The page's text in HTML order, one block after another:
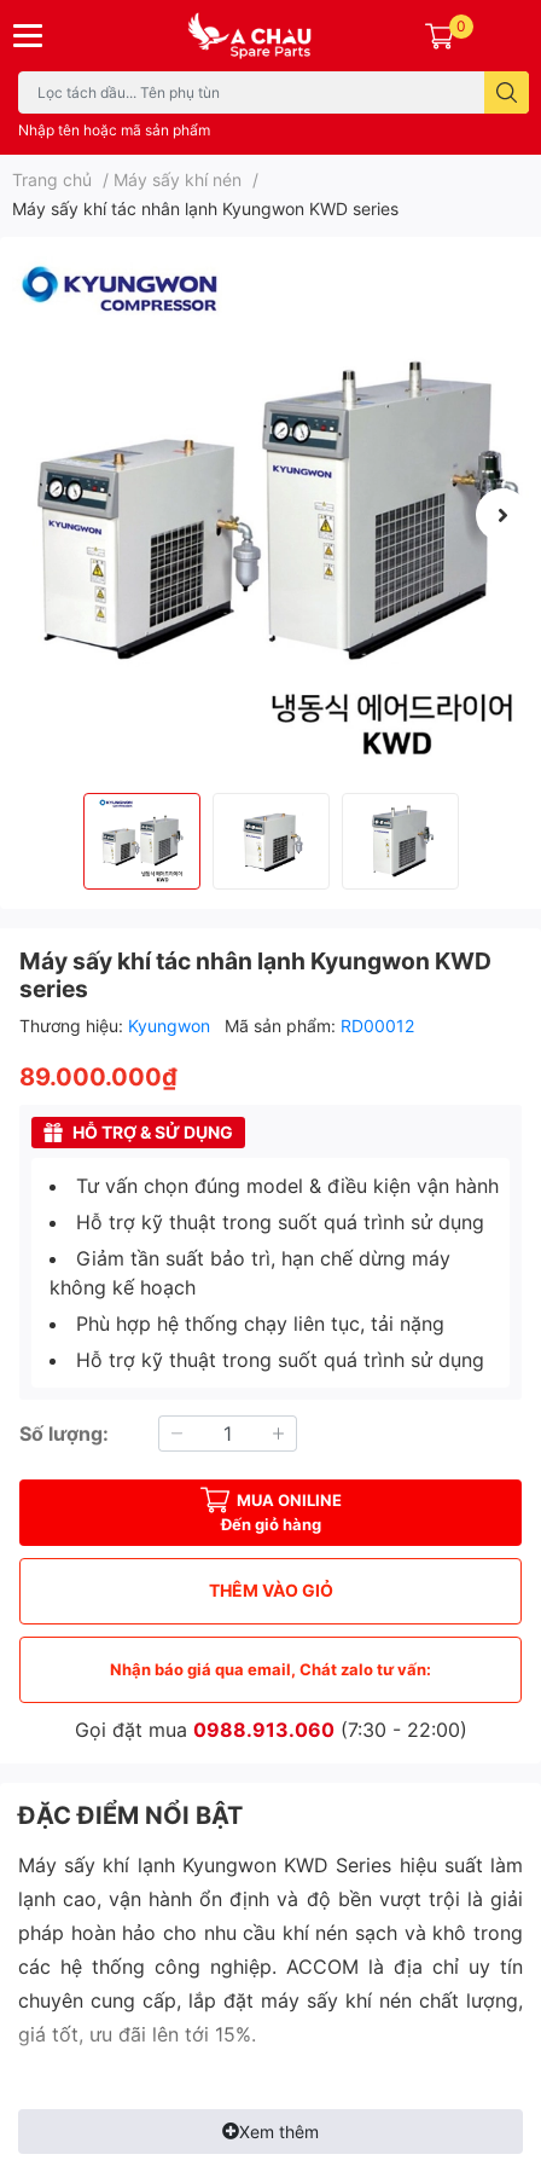
Nhập tên hoặc mã sản phẩm
0
Trang chủ / Máy sấy khí nén
/
Máy sấy khí tác nhân lạnh Kyungwon KWD series
Máy sấy khí tác nhân lạnh Kyungwon KWD
series
Thương hiệu: Kyungwon Mã sản phẩm: RD00012
89.000.000₫
HỖ TRỢ & SỬ DỤNG
Tư vấn chọn đúng model & điều kiện vận hành
Hỗ trợ kỹ thuật trong suốt quá trình sử dụng
Giảm tần suất bảo trì, hạn chế dừng máy
không kế hoạch
Phù hợp hệ thống chạy liên tục, tải nặng
Hỗ trợ kỹ thuật trong suốt quá trình sử dụng
Số lượng:
MUA ONILINE
Đến giỏ hàng
THÊM VÀO GIỎ
Nhận báo giá qua email, Chát zalo tư vấn:
Gọi đặt mua 0988.913.060(7:30 - 22:00)
ĐẶC ĐIỂM NỔI BẬT
Máy sấy khí lạnh Kyungwon KWD Series hiệu suất làm
lạnh cao, vận hành ổn định và độ bền vượt trội là giải
pháp hoàn hảo cho nhu cầu khí nén sạch và khô trong
các hệ thống công nghiệp. ACCOM là địa chỉ uy tín
chuyên cung cấp, lắp đặt máy sấy khí nén chất lượng,
giá tốt, ưu đãi lên tới 15%.
Xem thêm